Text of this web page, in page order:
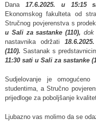
Dana 17.6.2025. u 15:15
Ekonomskog fakulteta od
Stručnog povjerenstva s
u Sali za sastanke (110),
nastavnika održati
(110). Sastanak s
11:30 sati u Sali za sastanke
Sudjelovanje je
studentima, a Stručno
prijedloge za poboljšanje
Ljubazno vas molimo da se